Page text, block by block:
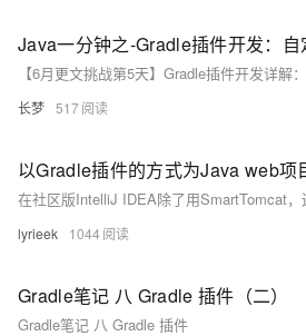
Java一分钟之-Gradle插件开发：
长梦 517
lyrieek 1044
Gradle笔记 八 Gradle 插件（二）
Gradle笔记 八 Gradle 插件